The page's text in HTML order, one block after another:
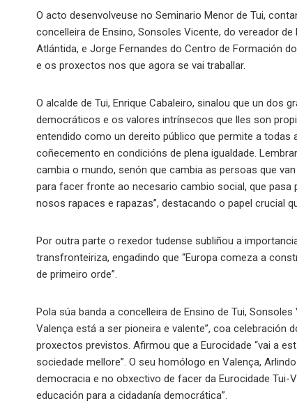
O acto desenvolveuse no Seminario Menor de Tui,
concelleira de Ensino, Sonsoles Vicente, do vereador
Atlántida, e Jorge Fernandes do Centro de Formación
e os proxectos nos que agora se vai traballar.
O alcalde de Tui, Enrique Cabaleiro, sinalou que un
democráticos e os valores intrínsecos que lles son
entendido como un dereito público que permite a
coñecemento en condicións de plena igualdade.
cambia o mundo, senón que cambia as persoas que
para facer fronte ao necesario cambio social, que
nosos rapaces e rapazas”, destacando o papel crucial
Por outra parte o rexedor tudense subliñou a
transfronteiriza, engadindo que “Europa comeza a
de primeiro orde”.
Pola súa banda a concelleira de Ensino de Tui,
Valença está a ser pioneira e valente”, coa celebración
proxectos previstos. Afirmou que a Eurocidade “vai a
sociedade mellore”. O seu homólogo en Valença,
democracia e no obxectivo de facer da Eurocidade Tui-
educación para a cidadanía democrática”.